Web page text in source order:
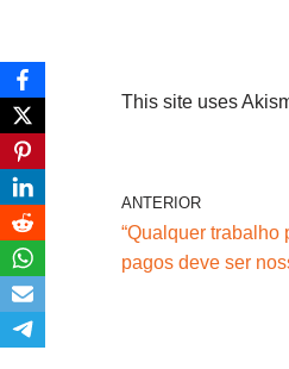
This site uses
ANTERIOR
“Qualquer trabalho
pagos deve ser